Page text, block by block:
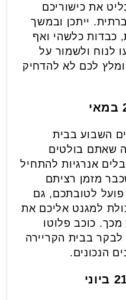
את כישוריכם
ייתכן ובמשך
כבדות כלשהי ואף
לנוח ולשמור על
לכם לא להדחיק
השבוע בבית
שאתם בולטים
אנרגיות להתחיל
מזמן רציתם
לטובתכם, גם
למגנט אליכם את
מכך. כוכב פלוטו
לבקר בבית הקריירה
הנכונים.